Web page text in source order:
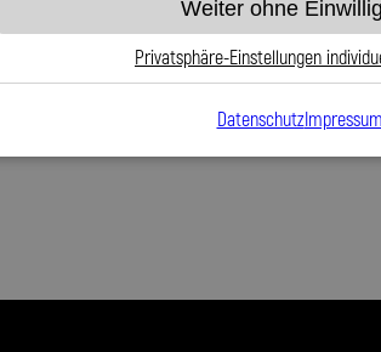
Weiter ohne
Privatsphäre-Einstellungen
DatenschutzImpressum